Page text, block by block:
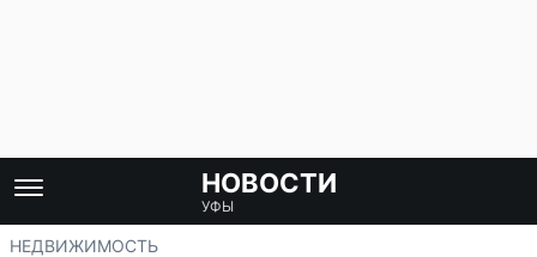
НОВОСТИ
УФЫ
НЕДВИЖИМОСТЬ